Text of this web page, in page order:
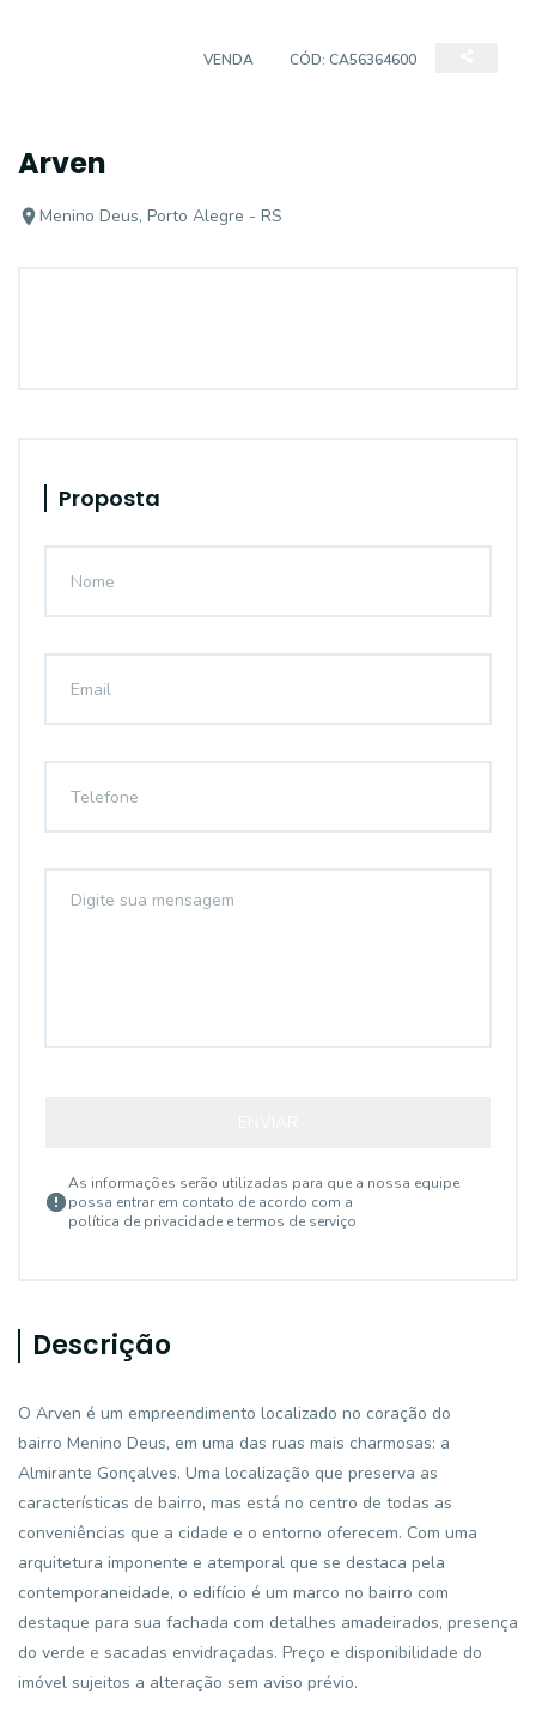
VENDA CÓD: CA56364600
Arven
Menino Deus, Porto Alegre - RS
Proposta
As informações serão utilizadas para que a nossa equipe
possa entrar em contato de acordo com a
política de privacidade e termos de serviço
Descrição
O Arven é um empreendimento localizado no coração do
bairro Menino Deus, em uma das ruas mais charmosas: a
Almirante Gonçalves. Uma localização que preserva as
características de bairro, mas está no centro de todas as
conveniências que a cidade e o entorno oferecem. Com uma
arquitetura imponente e atemporal que se destaca pela
contemporaneidade, o edifício é um marco no bairro com
destaque para sua fachada com detalhes amadeirados, presença
do verde e sacadas envidraçadas. Preço e disponibilidade do
imóvel sujeitos a alteração sem aviso prévio.